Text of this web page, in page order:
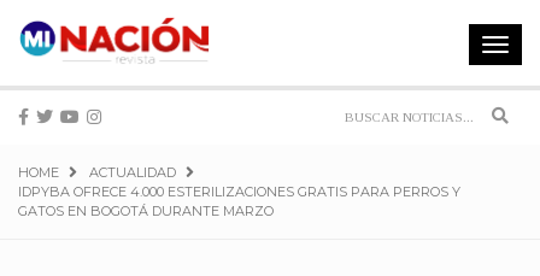
Toggle
HOME
ACTUALIDAD
IDPYBA OFRECE 4.000 ESTERILIZACIONES GRATIS PARA PERROS Y
GATOS EN BOGOTÁ DURANTE MARZO